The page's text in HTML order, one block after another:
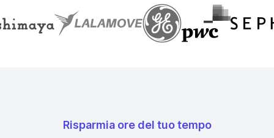
Risparmia ore del tuo tempo